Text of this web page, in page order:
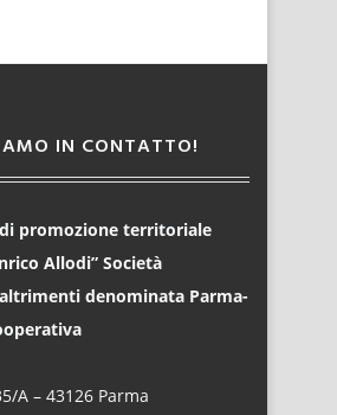
IN CONTATTO!
promozione territoriale
Allodi” Società
denominata Parma-
A – 43126 Parma